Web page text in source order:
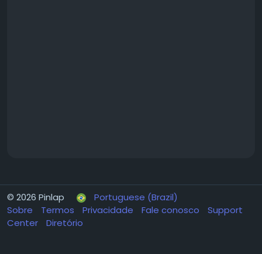
© 2026 Pinlap
Portuguese (Brazil)
Sobre
Termos Privacidade Fale conosco
Support
Center
Diretório